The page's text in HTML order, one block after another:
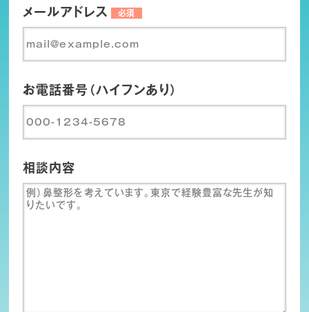
メールアドレス 必須
お電話番号（ハイフンあり）
相談内容